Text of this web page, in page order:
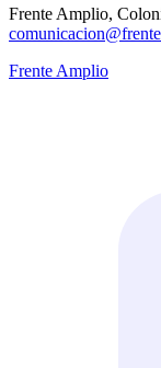
Frente Amplio,
Frente Amplio